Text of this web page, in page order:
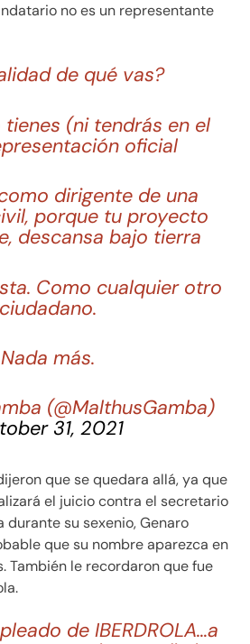
no es un representante
de qué vas?
(ni tendrás en el
oficial
dirigente de una
porque tu proyecto
descansa bajo tierra
Como cualquier otro
ciudadano.
Nada más.
(@MalthusGamba)
31, 2021
que se quedara allá, ya que
el juicio contra el secretario
durante su sexenio, Genaro
que su nombre aparezca en
También le recordaron que fue
de IBERDROLA…a